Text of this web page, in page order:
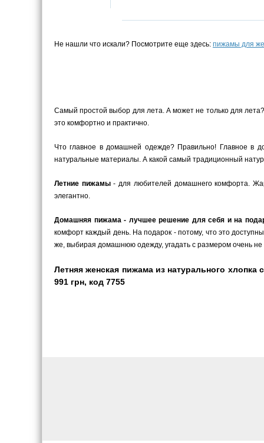
Не нашли что искали? Посмотрите еще здесь: пижамы для
Самый простой выбор для лета. А может не только для
это комфортно и практично.
Что главное в домашней одежде? Правильно! Главное в
натуральные материалы. А какой самый традиционный
Летние пижамы- для любителей домашнего комфорта.
элегантно.
Домашняя пижама - лучшее решение для себя и на
комфорт каждый день. На подарок - потому, что это
же, выбирая домашнюю одежду, угадать с размером очень
Летняя женская пижама из натурального
991 грн, код 7755